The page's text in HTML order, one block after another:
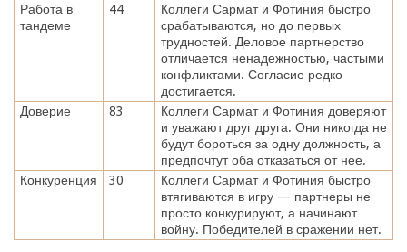
Работа в
тандеме
44
Коллеги Сармат и Фотиния быстро
срабатываются, но до первых
трудностей. Деловое партнерство
отличается ненадежностью, частыми
конфликтами. Согласие редко
достигается.
Доверие
83
Коллеги Сармат и Фотиния доверяют
и уважают друг друга. Они никогда не
будут бороться за одну должность, а
предпочтут оба отказаться от нее.
Конкуренция
30
Коллеги Сармат и Фотиния быстро
втягиваются в игру — партнеры не
просто конкурируют, а начинают
войну. Победителей в сражении нет.